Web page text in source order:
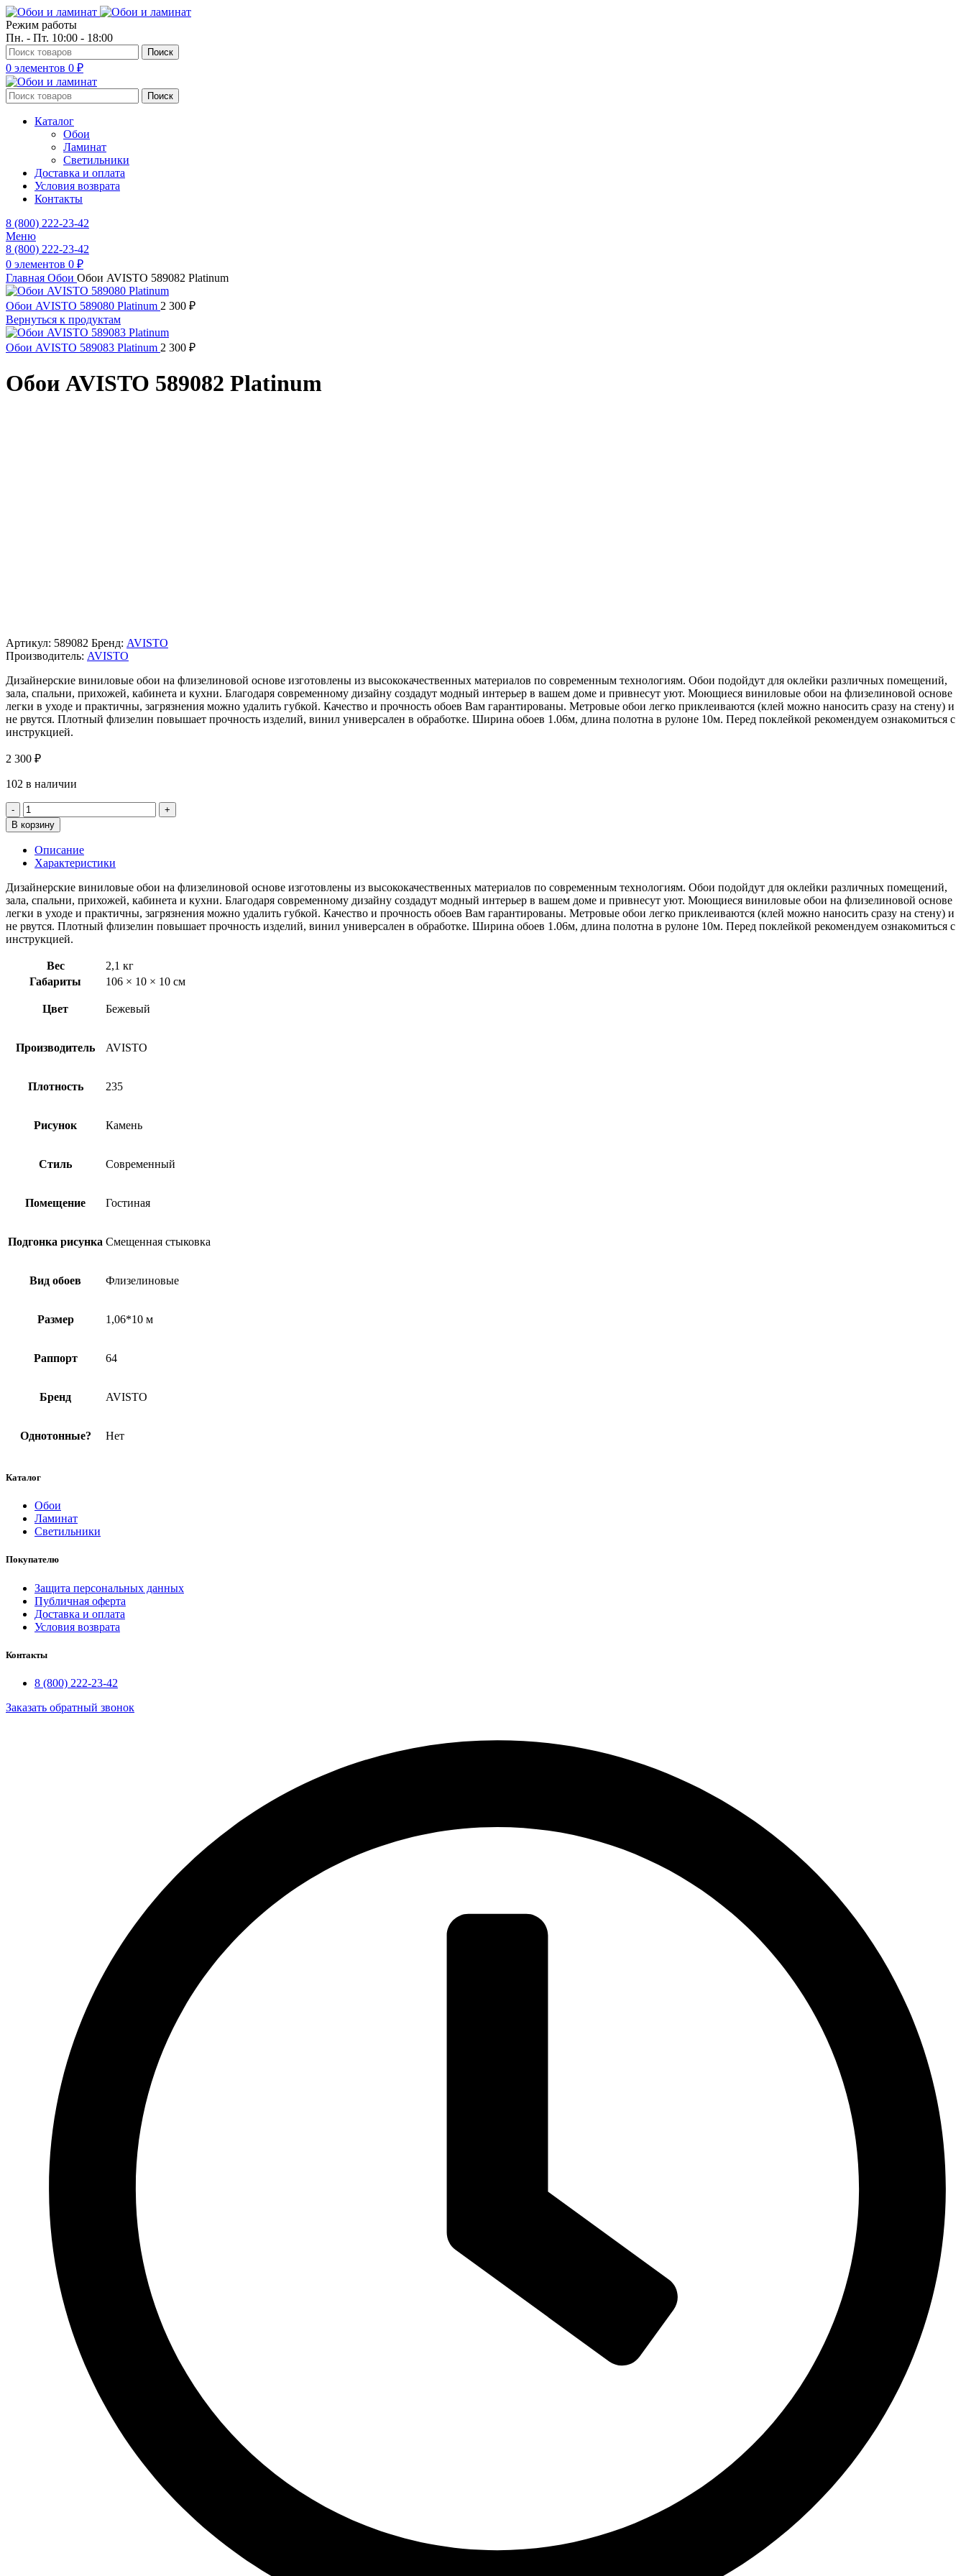
Режим работы
Пн. - Пт. 10:00 - 18:00
Поиск
0 элементов 0 ₽
Поиск
Каталог
Обои
Ламинат
Светильники
Доставка и оплата
Условия возврата
Контакты
8 (800) 222-23-42
Меню
8 (800) 222-23-42
0 элементов 0 ₽
Главная Обои Обои AVISTO 589082 Platinum
Обои AVISTO 589080 Platinum 2 300 ₽
Вернуться к продуктам
Обои AVISTO 589083 Platinum 2 300 ₽
Обои AVISTO 589082 Platinum
Артикул: 589082 Бренд: AVISTO
Производитель: AVISTO
Дизайнерские виниловые обои на флизелиновой основе изготовлены из высококачественных материалов по современным технологиям. Обои подойдут для оклейки различных помещений,
зала, спальни, прихожей, кабинета и кухни. Благодаря современному дизайну создадут модный интерьер в вашем доме и привнесут уют. Моющиеся виниловые обои на флизелиновой основе
легки в уходе и практичны, загрязнения можно удалить губкой. Качество и прочность обоев Вам гарантированы. Метровые обои легко приклеиваются (клей можно наносить сразу на стену) и
не рвутся. Плотный флизелин повышает прочность изделий, винил универсален в обработке. Ширина обоев 1.06м, длина полотна в рулоне 10м. Перед поклейкой рекомендуем ознакомиться с
инструкцией.
2 300 ₽
102 в наличии
Количество
товара
Обои
AVISTO
589082
Platinum
В корзину
Описание
Характеристики
Дизайнерские виниловые обои на флизелиновой основе изготовлены из высококачественных материалов по современным технологиям. Обои подойдут для оклейки различных помещений,
зала, спальни, прихожей, кабинета и кухни. Благодаря современному дизайну создадут модный интерьер в вашем доме и привнесут уют. Моющиеся виниловые обои на флизелиновой основе
легки в уходе и практичны, загрязнения можно удалить губкой. Качество и прочность обоев Вам гарантированы. Метровые обои легко приклеиваются (клей можно наносить сразу на стену) и
не рвутся. Плотный флизелин повышает прочность изделий, винил универсален в обработке. Ширина обоев 1.06м, длина полотна в рулоне 10м. Перед поклейкой рекомендуем ознакомиться с
инструкцией.
Вес
2,1 кг
Габариты
106 × 10 × 10 см
Цвет Бежевый
Производитель AVISTO
Плотность 235
Рисунок Камень
Стиль Современный
Помещение Гостиная
Подгонка рисунка Смещенная стыковка
Вид обоев Флизелиновые
Размер 1,06*10 м
Раппорт 64
Бренд AVISTO
Однотонные? Нет
Каталог
Обои
Ламинат
Светильники
Покупателю
Защита персональных данных
Публичная оферта
Доставка и оплата
Условия возврата
Контакты
8 (800) 222-23-42
Заказать обратный звонок